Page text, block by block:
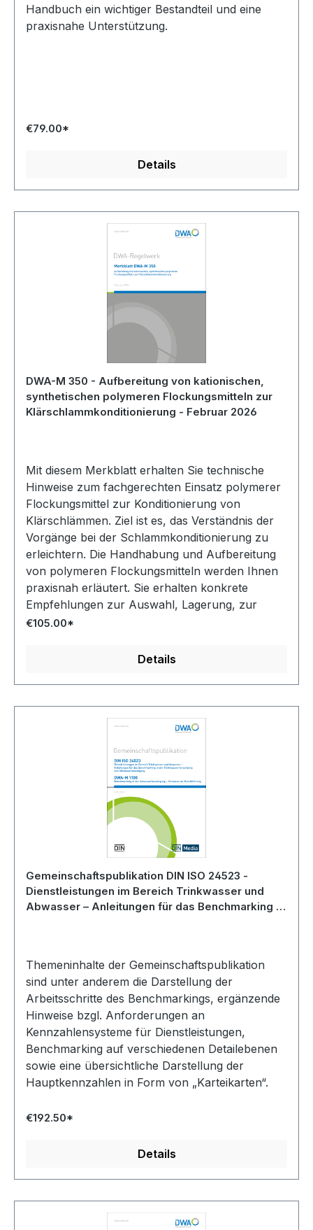
Handbuch ein wichtiger Bestandteil und eine
praxisnahe Unterstützung.
€79.00*
Details
DWA-M 350 - Aufbereitung von kationischen,
synthetischen polymeren Flockungsmitteln zur
Klärschlammkonditionierung - Februar 2026
Mit diesem Merkblatt erhalten Sie technische
Hinweise zum fachgerechten Einsatz polymerer
Flockungsmittel zur Konditionierung von
Klärschlämmen. Ziel ist es, das Verständnis der
Vorgänge bei der Schlammkonditionierung zu
erleichtern. Die Handhabung und Aufbereitung
von polymeren Flockungsmitteln werden Ihnen
praxisnah erläutert. Sie erhalten konkrete
Empfehlungen zur Auswahl, Lagerung, zur
Aufbereitung der Produkte und zur benötigten
€105.00*
Details
Gemeinschaftspublikation DIN ISO 24523 -
Dienstleistungen im Bereich Trinkwasser und
Abwasser – Anleitungen für das Benchmarking in
Themeninhalte der Gemeinschaftspublikation
sind unter anderem die Darstellung der
Arbeitsschritte des Benchmarkings, ergänzende
Hinweise bzgl. Anforderungen an
Kennzahlensysteme für Dienstleistungen,
Benchmarking auf verschiedenen Detailebenen
sowie eine übersichtliche Darstellung der
Hauptkennzahlen in Form von „Karteikarten“.
€192.50*
Details